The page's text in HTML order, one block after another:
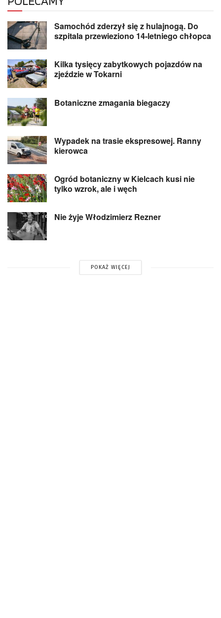
Samochód zderzył się z hulajnogą. Do
szpitala przewieziono 14-letniego chłopca
Kilka tysięcy zabytkowych pojazdów na
zjeździe w Tokarni
Botaniczne zmagania biegaczy
Wypadek na trasie ekspresowej. Ranny
kierowca
Ogród botaniczny w Kielcach kusi nie
tylko wzrok, ale i węch
Nie żyje Włodzimierz Rezner
POKAŻ WIĘCEJ